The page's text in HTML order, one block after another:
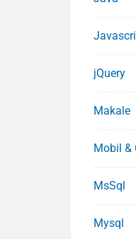
jQuery
Makale
Mobil &
MsSql
Mysql